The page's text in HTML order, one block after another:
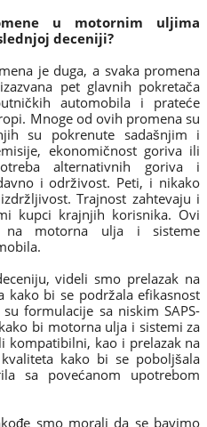
u motornim uljima
deceniji?
je duga, a svaka promena
pet glavnih pokretača
automobila i prateće
Mnoge od ovih promena su
su pokrenute sadašnjim i
ekonomičnost goriva ili
alternativnih goriva i
i održivost. Peti, i nikako
Trajnost zahtevaju i
kupci krajnjih korisnika. Ovi
na motorna ulja i sisteme
videli smo prelazak na
kako bi se podržala efikasnost
formulacije sa niskim SAPS-
bi motorna ulja i sistemi za
kompatibilni, kao i prelazak na
kako bi se poboljšala
sa povećanom upotrebom
smo morali da se bavimo